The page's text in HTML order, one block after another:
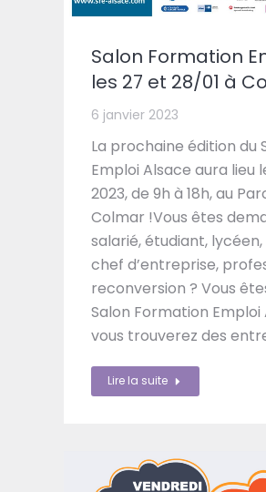
Salon Formation
les 27 et 28/01 à
6 janvier 2023
La prochaine édition du
Emploi Alsace aura lieu
2023, de 9h à 18h, au
Colmar !Vous êtes
salarié, étudiant,
chef d’entreprise,
reconversion ? Vous
Salon Formation Emploi
vous trouverez des
Lire la suite